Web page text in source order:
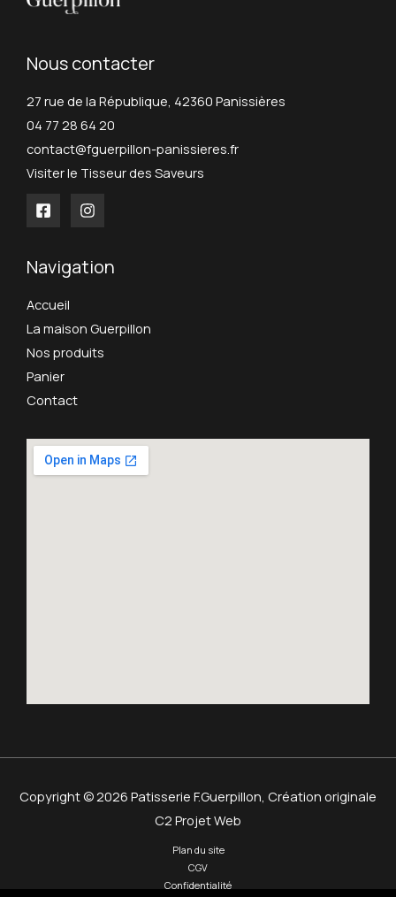
Nous contacter
27 rue de la République, 42360 Panissières
04 77 28 64 20
contact@fguerpillon-panissieres.fr
Visiter le Tisseur des Saveurs
Navigation
Accueil
La maison Guerpillon
Nos produits
Panier
Contact
Copyright © 2026 Patisserie F.Guerpillon, Création originale
C2 Projet Web
Plan du site
CGV
Confidentialité